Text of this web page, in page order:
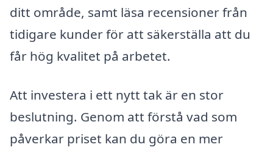
ditt område, samt läsa recensioner från
tidigare kunder för att säkerställa att du
får hög kvalitet på arbetet.
Att investera i ett nytt tak är en stor
beslutning. Genom att förstå vad som
påverkar priset kan du göra en mer